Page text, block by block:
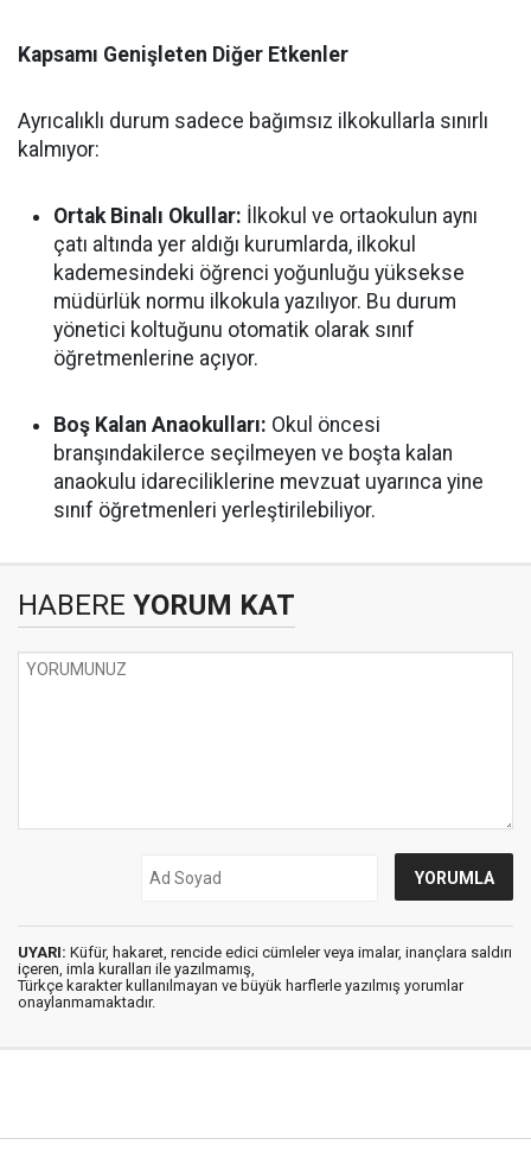
Kapsamı Genişleten Diğer Etkenler
Ayrıcalıklı durum sadece bağımsız ilkokullarla sınırlı
kalmıyor:
Ortak Binalı Okullar: İlkokul ve ortaokulun aynı
çatı altında yer aldığı kurumlarda, ilkokul
kademesindeki öğrenci yoğunluğu yüksekse
müdürlük normu ilkokula yazılıyor. Bu durum
yönetici koltuğunu otomatik olarak sınıf
öğretmenlerine açıyor.
Boş Kalan Anaokulları: Okul öncesi
branşındakilerce seçilmeyen ve boşta kalan
anaokulu idareciliklerine mevzuat uyarınca yine
sınıf öğretmenleri yerleştirilebiliyor.
HABERE YORUM KAT
UYARI: Küfür, hakaret, rencide edici cümleler veya imalar, inançlara saldırı
içeren, imla kuralları ile yazılmamış,
Türkçe karakter kullanılmayan ve büyük harflerle yazılmış yorumlar
onaylanmamaktadır.